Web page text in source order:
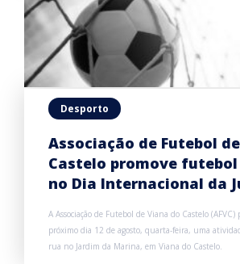
Desporto
Associação de Futebol
Castelo promove futebol
no Dia Internacional da
A Associação de Futebol de Viana do Castelo
próximo dia 12 de agosto, quarta-feira, uma
rua no Jardim da Marina, em Viana do Castelo.